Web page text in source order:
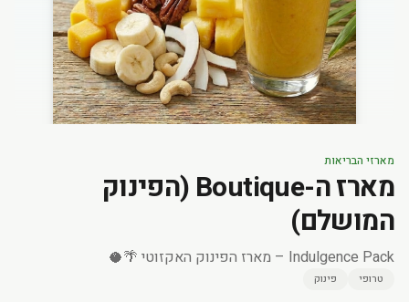
מארזי הבריאות
מארז ה-Boutique (הפינוק
המושלם)
Indulgence Pack – מארז הפינוק האקזוטי 🌴🥥
טרופי פינוק